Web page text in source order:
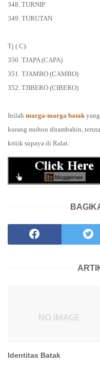
348. TURNIP
349. TURUTAN
Tj ( C).
350. TJAPA (CAPA)
351. TJAMBO (CAMBO)
352. TJIBERO (CIBERO)
Inilah marga-marga batak
kurang mohon ditambahin,
kritik supaya di Ralat.
Identitas Batak